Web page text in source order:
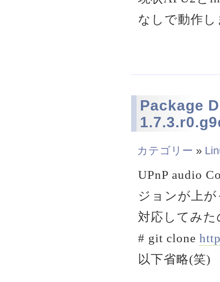
なしで動作し
Package
カテゴリー »
UPnP audio
ジョンが上
対応してみ
# git clone
以下省略(笑)